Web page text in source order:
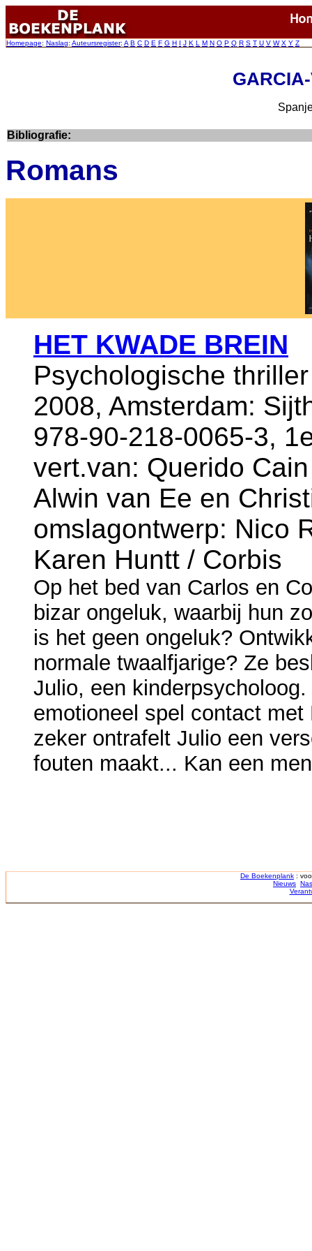
Homepage: Naslag: Auteursregister: A B C D E F G H I J K L M N O P Q R S T U V W X Y Z
Bibliografie:
Romans
HET KWADE BREIN
Psychologische thriller
2008, Amsterdam:
978-90-218-0065-3,
vert.van: Querido
Alwin van Ee en
omslagontwerp: Nico
Karen Huntt / Corbis
Op het bed van Carlos en
bizar ongeluk, waarbij hun
is het geen ongeluk?
normale twaalfjarige? Ze
Julio, een
emotioneel spel contact
zeker ontrafelt Julio een
fouten maakt... Kan een
De Boekenplank :
Nieuws